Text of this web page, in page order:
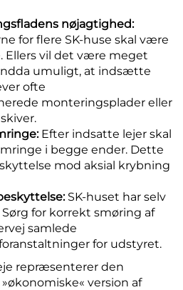
nøjagtighed:
for flere SK-huse skal være
Ellers vil det være meget
umuligt, at indsætte
ofte
monteringsplader eller
Efter indsatte lejer skal
i begge ender. Dette
mod aksial krybning
SK-huset har selv
for korrekt smøring af
samlede
for udstyret.
repræsenterer den
version af